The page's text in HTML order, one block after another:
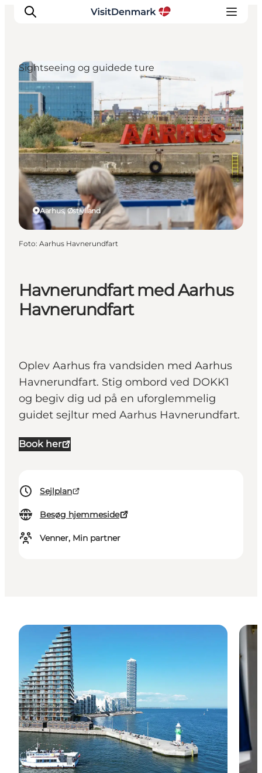
Inspiration
Destinationer
Oplevelser
Overnatning
Planlæg ferien
Havnerundfart med Aarhus
Havnerundfart
Oplev Aarhus fra vandsiden med Aarhus
Havnerundfart. Stig ombord ved DOKK1
og begiv dig ud på en uforglemmelig
guidet sejltur med Aarhus Havnerundfart.
Book her
Sejlplan
Besøg hjemmeside
Venner, Min partner
Aarhus, Østjylland
Sightseeing og guidede ture
Foto: Aarhus Havnerundfart